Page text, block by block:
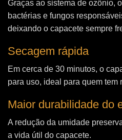
Graças ao sistema de ozônio,
bactérias e fungos
deixando o capacete sempre
Secagem rápida
Em cerca de 30 minutos, o
para uso, ideal para quem tem
Maior durabilidade do
A redução da umidade
a vida útil do capacete.